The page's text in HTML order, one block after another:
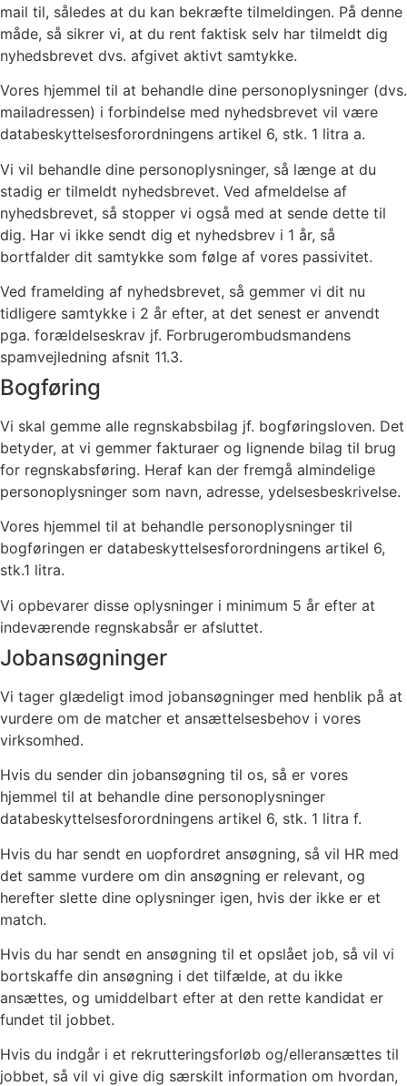
mail til, således at du kan bekræfte tilmeldingen. På denne
måde, så sikrer vi, at du rent faktisk selv har tilmeldt dig
nyhedsbrevet dvs. afgivet aktivt samtykke.
Vores hjemmel til at behandle dine personoplysninger (dvs.
mailadressen) i forbindelse med nyhedsbrevet vil være
databeskyttelsesforordningens artikel 6, stk. 1 litra a.
Vi vil behandle dine personoplysninger, så længe at du
stadig er tilmeldt nyhedsbrevet. Ved afmeldelse af
nyhedsbrevet, så stopper vi også med at sende dette til
dig. Har vi ikke sendt dig et nyhedsbrev i 1 år, så
bortfalder dit samtykke som følge af vores passivitet.
Ved framelding af nyhedsbrevet, så gemmer vi dit nu
tidligere samtykke i 2 år efter, at det senest er anvendt
pga. forældelseskrav jf. Forbrugerombudsmandens
spamvejledning afsnit 11.3.
Bogføring
Vi skal gemme alle regnskabsbilag jf. bogføringsloven. Det
betyder, at vi gemmer fakturaer og lignende bilag til brug
for regnskabsføring. Heraf kan der fremgå almindelige
personoplysninger som navn, adresse, ydelsesbeskrivelse.
Vores hjemmel til at behandle personoplysninger til
bogføringen er databeskyttelsesforordningens artikel 6,
stk.1 litra.
Vi opbevarer disse oplysninger i minimum 5 år efter at
indeværende regnskabsår er afsluttet.
Jobansøgninger
Vi tager glædeligt imod jobansøgninger med henblik på at
vurdere om de matcher et ansættelsesbehov i vores
virksomhed.
Hvis du sender din jobansøgning til os, så er vores
hjemmel til at behandle dine personoplysninger
databeskyttelsesforordningens artikel 6, stk. 1 litra f.
Hvis du har sendt en uopfordret ansøgning, så vil HR med
det samme vurdere om din ansøgning er relevant, og
herefter slette dine oplysninger igen, hvis der ikke er et
match.
Hvis du har sendt en ansøgning til et opslået job, så vil vi
bortskaffe din ansøgning i det tilfælde, at du ikke
ansættes, og umiddelbart efter at den rette kandidat er
fundet til jobbet.
Hvis du indgår i et rekrutteringsforløb og/elleransættes til
jobbet, så vil vi give dig særskilt information om hvordan,